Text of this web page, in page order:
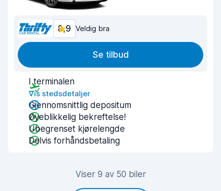
8,9 Veldig bra
Se tilbud
I terminalen
Vis stedsdetaljer
Gjennomsnittlig depositum
Øyeblikkelig bekreftelse!
Ubegrenset kjørelengde
Delvis forhåndsbetaling
Viser 9 av 50 biler